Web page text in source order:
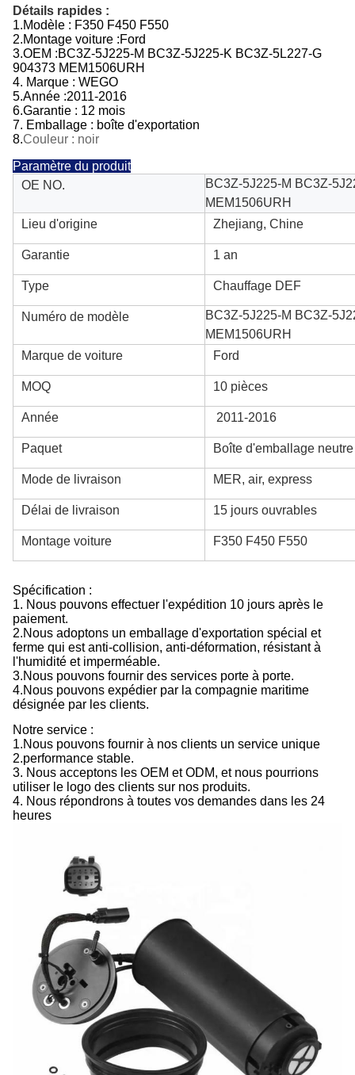
Détails rapides :
1.Modèle : F350 F450 F550
2.Montage voiture :Ford
3.OEM :BC3Z-5J225-M BC3Z-5J225-K BC3Z-5L227-G
904373 MEM1506URH
4. Marque : WEGO
5.Année :2011-2016
6.Garantie : 12 mois
7. Emballage : boîte d'exportation
8.Couleur : noir
Paramètre du produit
OE NO.
BC3Z-5J225-M BC3Z-
MEM1506URH
Lieu d'origine
Zhejiang, Chine
Garantie 1 an
Type Chauffage DEF
Numéro de modèle
BC3Z-5J225-M BC3Z-
MEM1506URH
Marque de voiture
Ford
MOQ 10 pièces
Année 2011-2016
Paquet Boîte d'emballage neutre
Mode de livraison MER, air, express
Délai de livraison 15 jours ouvrables
Montage voiture F350 F450 F550
Spécification :
1. Nous pouvons effectuer l'expédition 10 jours après le
paiement.
2.Nous adoptons un emballage d'exportation spécial et
ferme qui est anti-collision, anti-déformation, résistant à
l'humidité et imperméable.
3.Nous pouvons fournir des services porte à porte.
4.Nous pouvons expédier par la compagnie maritime
désignée par les clients.
Notre service :
1.Nous pouvons fournir à nos clients un service unique
2.performance stable.
3. Nous acceptons les OEM et ODM, et nous pourrions
utiliser le logo des clients sur nos produits.
4. Nous répondrons à toutes vos demandes dans les 24
heures